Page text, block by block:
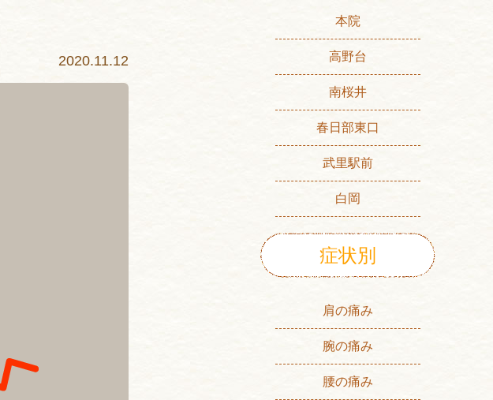
2020.11.12
本院
高野台
南桜井
春日部東口
武里駅前
白岡
症状別
肩の痛み
腕の痛み
腰の痛み